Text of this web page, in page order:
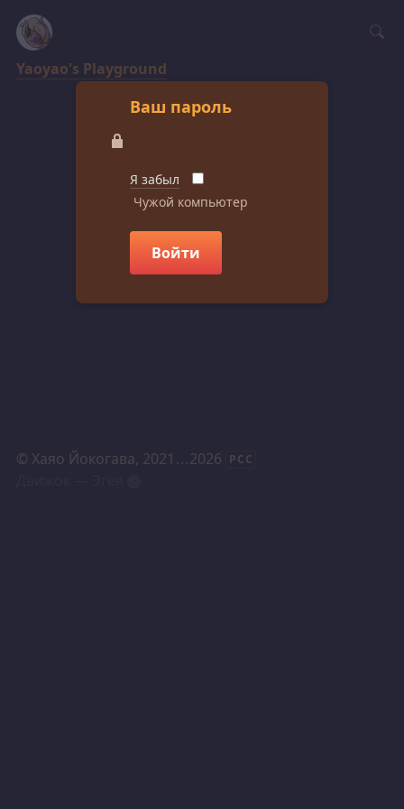
Ваш пароль
Я забыл
Чужой компьютер
Войти
Yaoyao's Playground
© Хаяо Йокогава, 2021 ...2026 РСС